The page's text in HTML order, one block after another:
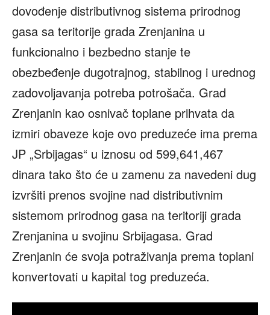
dovođenje distributivnog sistema prirodnog
gasa sa teritorije grada Zrenjanina u
funkcionalno i bezbedno stanje te
obezbeđenje dugotrajnog, stabilnog i urednog
zadovoljavanja potreba potrošača. Grad
Zrenjanin kao osnivač toplane prihvata da
izmiri obaveze koje ovo preduzeće ima prema
JP „Srbijagas“ u iznosu od 599,641,467
dinara tako što će u zamenu za navedeni dug
izvršiti prenos svojine nad distributivnim
sistemom prirodnog gasa na teritoriji grada
Zrenjanina u svojinu Srbijagasa. Grad
Zrenjanin će svoja potraživanja prema toplani
konvertovati u kapital tog preduzeća.